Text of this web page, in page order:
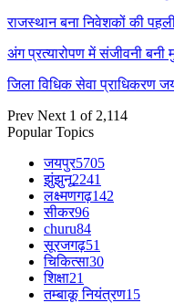
राजस्थान बना निवेशकों की
अंग प्रत्यारोपण में संजीवनी
जिला विधिक सेवा प्राधिकरण
Prev Next 1 of 2,114
Popular Topics
जयपुर5705
झुंझुनू2241
लक्ष्मणगढ़142
सीकर96
churu84
सूरजगढ़51
चिकित्सा30
शिक्षा21
तम्बाकू नियंत्रण15